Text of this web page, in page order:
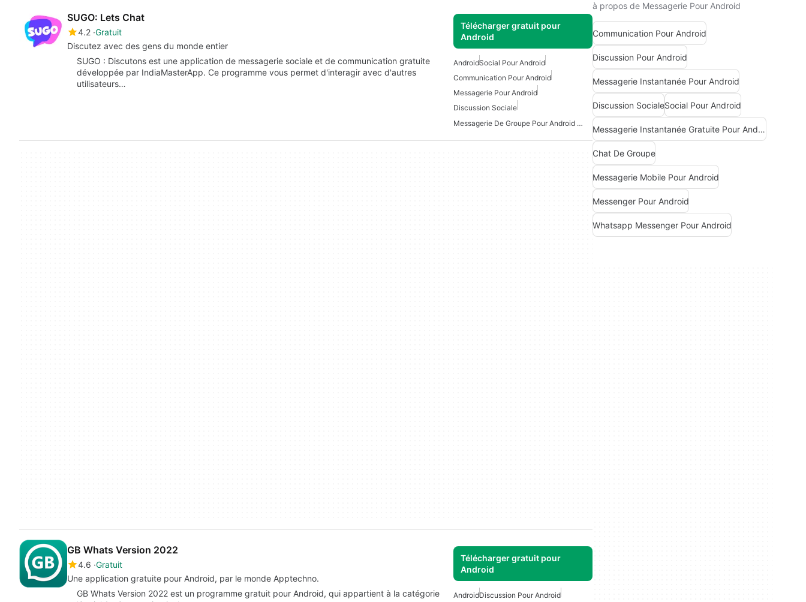
SUGO: Lets Chat
4.2 Gratuit
Discutez avec des gens du monde entier
Télécharger gratuit pour
Android
SUGO : Discutons est une application de messagerie sociale et de communication gratuite
développée par IndiaMasterApp. Ce programme vous permet d'interagir avec d'autres
utilisateurs…
AndroidSocial Pour Android
Communication Pour Android
Messagerie Pour Android
Discussion Sociale
Messagerie De Groupe Pour Android Gratuite
GB Whats Version 2022
4.6 Gratuit
Une application gratuite pour Android, par le monde Apptechno.
Télécharger gratuit pour
Android
GB Whats Version 2022 est un programme gratuit pour Android, qui appartient à la catégorie
AndroidDiscussion Pour Android
à propos de Messagerie Pour Android
Communication Pour Android
Discussion Pour Android
Messagerie Instantanée Pour Android
Discussion SocialeSocial Pour Android
Messagerie Instantanée Gratuite Pour Android
Chat De Groupe
Messagerie Mobile Pour Android
Messenger Pour Android
Whatsapp Messenger Pour Android